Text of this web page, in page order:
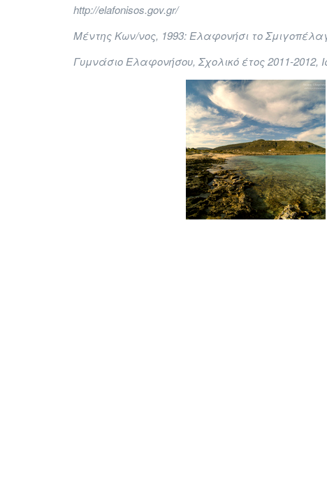
http://elafonisos.gov.gr/
ΜέντηςΚων/νος, 1993: Ελαφονήσι το
Γυμνάσιο Ελαφονήσου, Σχολικό έτος 2011-